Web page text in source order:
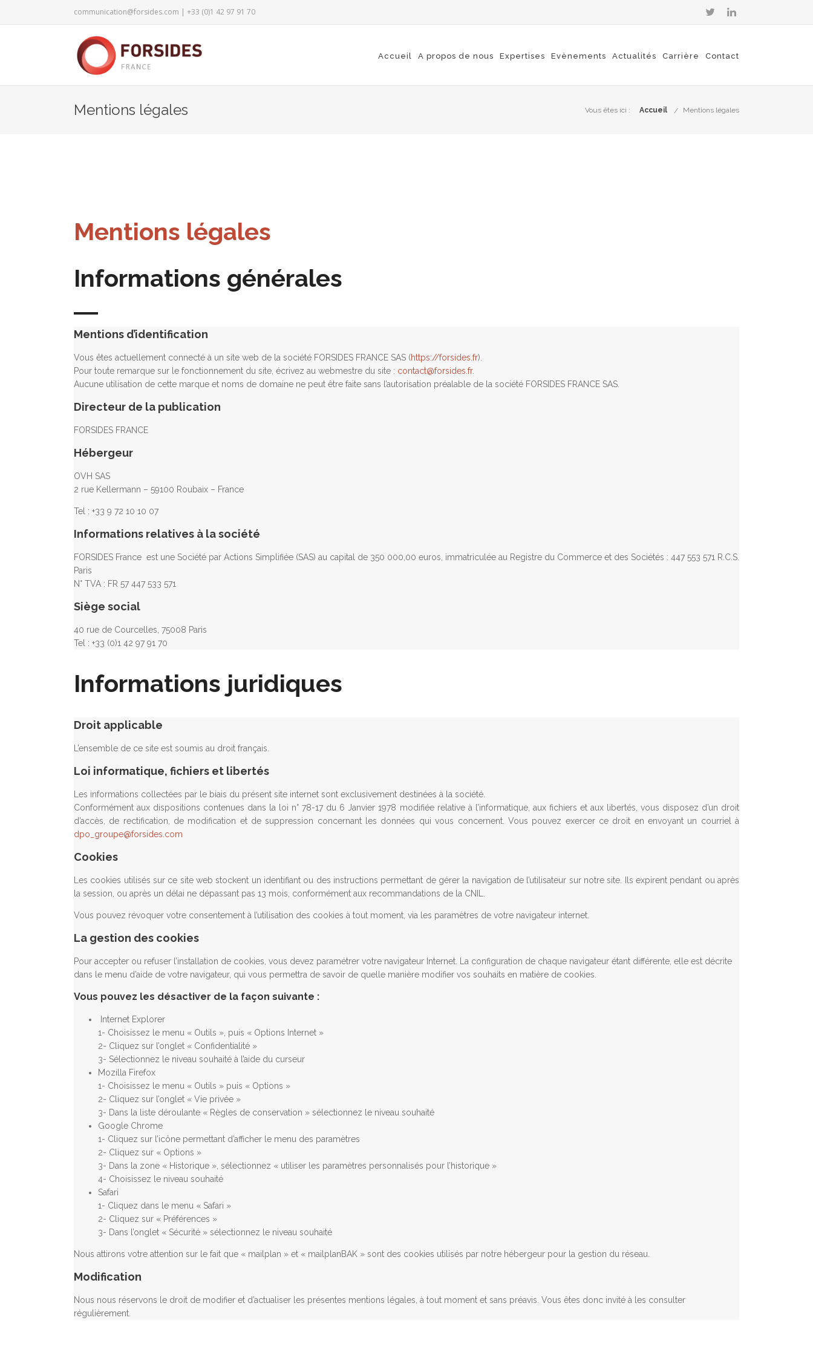
communication@forsides.com | +33 (0)1 42 97 91 70
Accueil A propos de nous Expertises Evènements Actualités Carrière Contact
Mentions légales Vous êtes ici : Accueil Mentions légales
Mentions légales
Informations générales
Mentions d’identification
Vous êtes actuellement connecté à un site web de la société FORSIDES FRANCE SAS (https://forsides.fr).
Pour toute remarque sur le fonctionnement du site, écrivez au webmestre du site : contact@forsides.fr.
Aucune utilisation de cette marque et noms de domaine ne peut être faite sans l’autorisation préalable de la société FORSIDES FRANCE SAS.
Directeur de la publication
FORSIDES FRANCE
Hébergeur
OVH SAS
2 rue Kellermann – 59100 Roubaix – France
Tel : +33 9 72 10 10 07
Informations relatives à la société
FORSIDES France est une Société par Actions Simplifiée (SAS) au capital de 350 000,00 euros, immatriculée au Registre du Commerce et des Sociétés : 447 553 571 R.C.S.
Paris
N° TVA : FR 57 447 533 571
Siège social
40 rue de Courcelles, 75008 Paris
Tel : +33 (0)1 42 97 91 70
Informations juridiques
Droit applicable
L’ensemble de ce site est soumis au droit français.
Loi informatique, fichiers et libertés
Les informations collectées par le biais du présent site internet sont exclusivement destinées à la société.
Conformément aux dispositions contenues dans la loi n° 78-17 du 6 Janvier 1978 modifiée relative à l’informatique, aux fichiers et aux libertés, vous disposez d’un droit
d’accès, de rectification, de modification et de suppression concernant les données qui vous concernent. Vous pouvez exercer ce droit en envoyant un courriel à
dpo_groupe@forsides.com
Cookies
Les cookies utilisés sur ce site web stockent un identifiant ou des instructions permettant de gérer la navigation de l’utilisateur sur notre site. Ils expirent pendant ou après
la session, ou après un délai ne dépassant pas 13 mois, conformément aux recommandations de la CNIL.
Vous pouvez révoquer votre consentement à l’utilisation des cookies à tout moment, via les paramètres de votre navigateur internet.
La gestion des cookies
Pour accepter ou refuser l’installation de cookies, vous devez paramétrer votre navigateur Internet. La configuration de chaque navigateur étant différente, elle est décrite
dans le menu d’aide de votre navigateur, qui vous permettra de savoir de quelle manière modifier vos souhaits en matière de cookies.
Vous pouvez les désactiver de la façon suivante :
Internet Explorer
1- Choisissez le menu « Outils », puis « Options Internet »
2- Cliquez sur l’onglet « Confidentialité »
3- Sélectionnez le niveau souhaité à l’aide du curseur
Mozilla Firefox
1- Choisissez le menu « Outils » puis « Options »
2- Cliquez sur l’onglet « Vie privée »
3- Dans la liste déroulante « Règles de conservation » sélectionnez le niveau souhaité
Google Chrome
1- Cliquez sur l’icône permettant d’afficher le menu des paramètres
2- Cliquez sur « Options »
3- Dans la zone « Historique », sélectionnez « utiliser les paramètres personnalisés pour l’historique »
4- Choisissez le niveau souhaité
Safari
1- Cliquez dans le menu « Safari »
2- Cliquez sur « Préférences »
3- Dans l’onglet « Sécurité » sélectionnez le niveau souhaité
Nous attirons votre attention sur le fait que « mailplan » et « mailplanBAK » sont des cookies utilisés par notre hébergeur pour la gestion du réseau.
Modification
Nous nous réservons le droit de modifier et d’actualiser les présentes mentions légales, à tout moment et sans préavis. Vous êtes donc invité à les consulter
régulièrement.